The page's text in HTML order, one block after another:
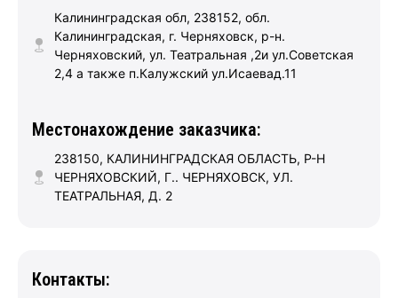
Калининградская обл, 238152, обл.
Калининградская, г. Черняховск, р-н.
Черняховский, ул. Театральная ,2и ул.Советская
2,4 а также п.Калужский ул.Исаевад.11
Местонахождение заказчика:
238150, КАЛИНИНГРАДСКАЯ ОБЛАСТЬ, Р-Н
ЧЕРНЯХОВСКИЙ, Г.. ЧЕРНЯХОВСК, УЛ.
ТЕАТРАЛЬНАЯ, Д. 2
Контакты: